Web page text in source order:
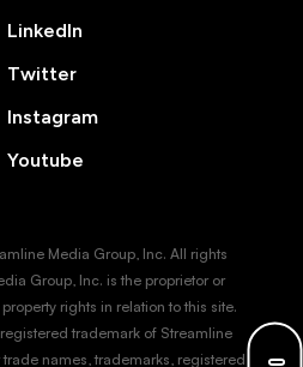
LinkedIn
Twitter
Instagram
Youtube
Media Group, Inc. All rights
Group, Inc. is the proprietor or
rights in relation to this site.
trademark of Streamline
names, trademarks, registered